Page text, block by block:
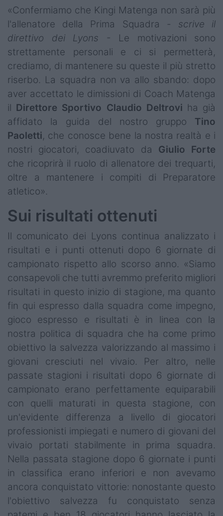
«Confermiamo che Kingi Matenga non sarà più
l'allenatore della Prima Squadra - scrive il
direttivo dei Lyons - Le motivazioni sono
strettamente personali e ci si permetterà,
crediamo, di mantenere su queste il più stretto
riserbo. La squadra non va allo sbando: dopo
aver accettato le dimissioni di Coach Matenga
il Direttore Sportivo Claudio Deltrovi ha già
affidato la guida del nostro gruppo Tino
Paoletti, che conosce bene la nostra realtà e i
nostri giocatori, coadiuvato da Giulio Forte
che ricoprirà il ruolo di allenatore dei trequarti,
oltre a mantenere i compiti di Preparatore
atletico».
Sui risultati ottenuti
Il comunicato dei Lyons continua analizzato i
risultati e i punti ottenuti dopo 6 giornate di
campionato rispetto allo scorso anno. «Siamo
consapevoli che tutti avremmo preferito migliori
risultati in questo inizio di stagione, ma quanto
fin qui espresso dalla squadra come impegno,
gioco espresso e risultati è in linea con la
nostra politica di squadra che ha come primo
obiettivo la salvezza valorizzando al massimo i
giovani cresciuti nel vivaio. Per altro, nelle
passate stagioni i risultati dopo 6 giornate di
campionato erano perfettamente equiparabili
con quelli maturati in questa stagione, con
un'evidente differenza a livello di giocatori
professionisti impiegati e numero di giovani del
vivaio portati stabilmente in prima squadra.
Nella passata stagione dopo 6 giornate i punti
in classifica erano inferiori e non avevamo
ancora conquistato vittorie: nonostante questo
l'obiettivo salvezza fu conquistato senza